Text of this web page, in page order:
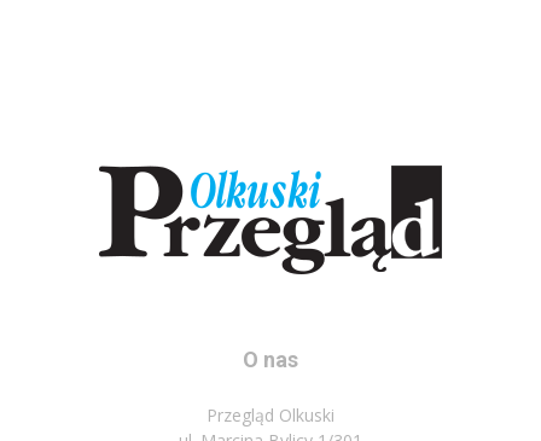
O nas
Przegląd Olkuski